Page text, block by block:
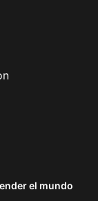
el mundo